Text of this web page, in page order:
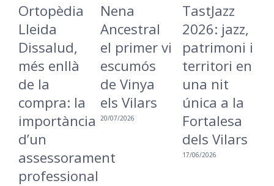
la
Nena
Ancestral
el primer vi
escumós
de Vinya
els Vilars
20/07/2026
TastJazz
2026: jazz,
patrimoni i
territori en
una nit
única a la
Fortalesa
dels Vilars
La
Batecada
Cargolada
torna a
Lleida per
reivindicar
una ciutat
més
inclusiva i